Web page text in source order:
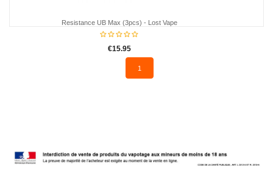
Resistance UB Max (3pcs) - Lost Vape
€15.95
1